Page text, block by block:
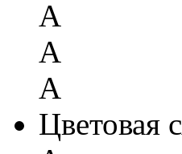
А
А
А
Цветовая